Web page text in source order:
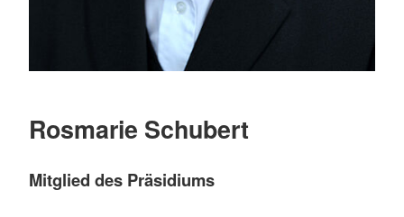
Rosmarie Schubert
Mitglied des Präsidiums